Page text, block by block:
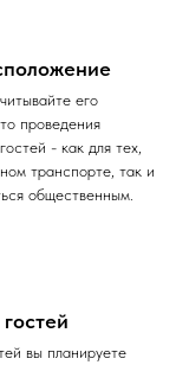
его
проведения
- как для тех,
транспорте, так и
общественным.
вы планируете